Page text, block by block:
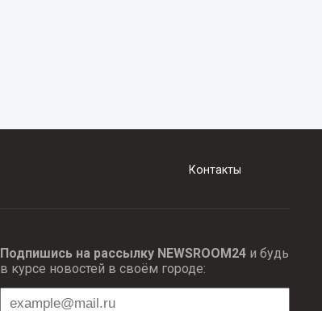
Контакты
Подпишись на рассылку NEWSROOM24и будь
в курсе новостей в своём городе: